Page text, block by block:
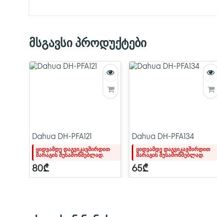
მსგავსი პროდუქტები
Dahua DH-PFA121
ყიდვამდე დაგვიკავშირდით
მარაგის შესამოწმებლად.
80₾
Dahua DH-PFA134
ყიდვამდე დაგვიკავშირდით
მარაგის შესამოწმებლად.
65₾